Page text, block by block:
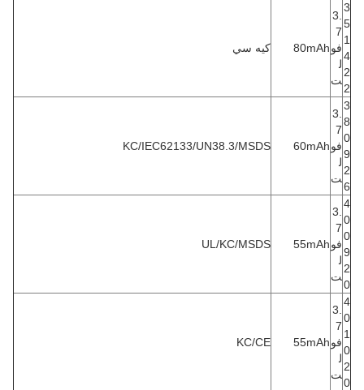
3
5
1
4
2
2
3.
7
فو
ل
ت
80mAh كيه سي
3
8
0
9
2
6
3.
7
فو
ل
ت
60mAh
KC/IEC62133/UN38.3/MSDS
4
0
0
9
2
0
3.
7
فو
ل
ت
55mAh
UL/KC/MSDS
4
0
1
0
2
0
3.
7
فو
ل
ت
55mAh
KC/CE